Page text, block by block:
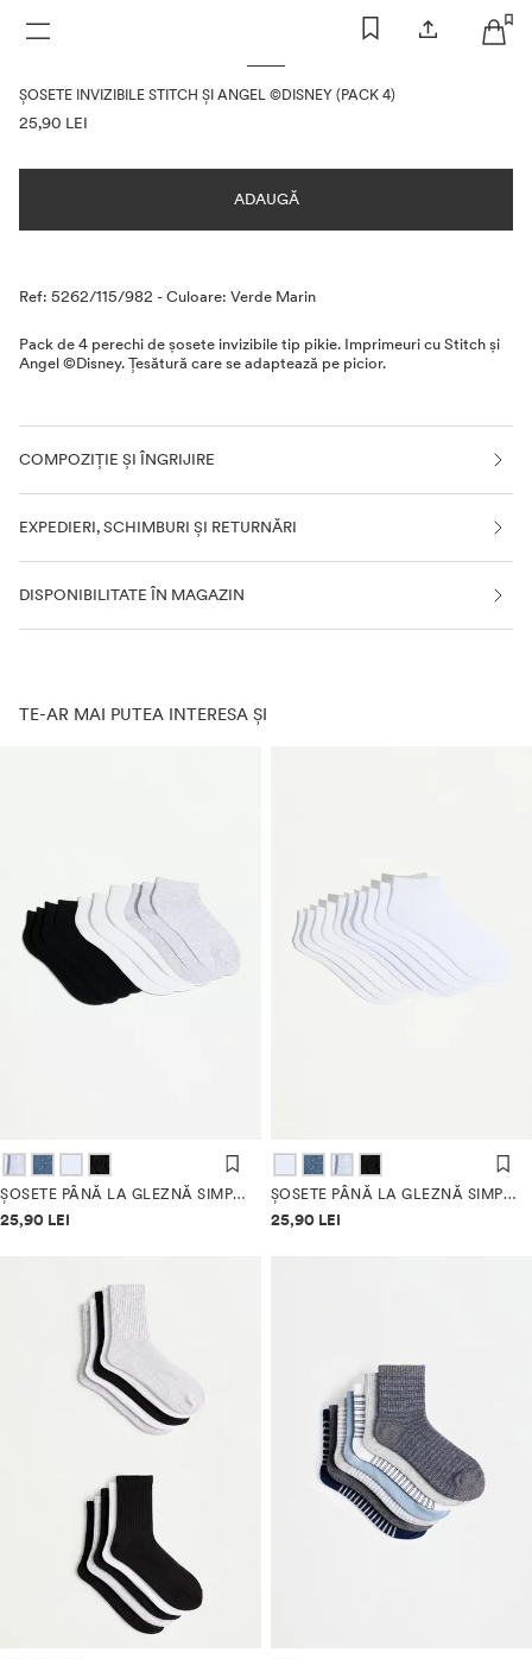
ȘOSETE INVIZIBILE STITCH ȘI ANGEL ©DISNEY (PACK 4)
INFORMAȚII DESPRE PREȚURI
25,90 LEI
ADAUGĂ
Descriere
Ref: 5262/115/982 -Culoare: Verde Marin
Pack de 4 perechi de șosete invizibile tip pikie. Imprimeuri cu Stitch și
Angel ©Disney. Țesătură care se adaptează pe picior.
COMPOZIȚIE ȘI ÎNGRIJIRE
EXPEDIERI, SCHIMBURI ȘI RETURNĂRI
DISPONIBILITATE ÎN MAGAZIN
TE-AR MAI PUTEA INTERESA ȘI
ȘOSETE PÂNĂ LA GLEZNĂ SIMPLE (PACK 10)
Informații despre prețuri
25,90 LEI
ȘOSETE PÂNĂ LA GLEZNĂ SIMPLE (PACK 10)
Informații despre prețuri
25,90 LEI